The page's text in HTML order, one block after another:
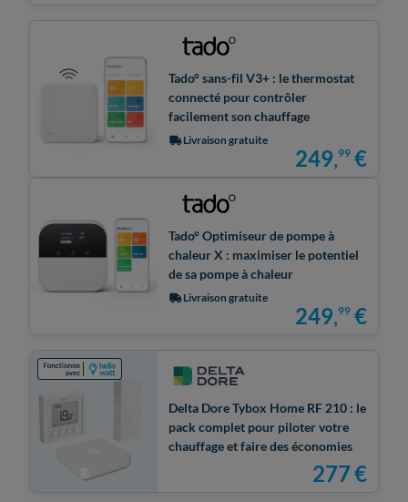
Tado° sans-fil V3+ : le thermostat
connecté pour contrôler
facilement son chauffage
Livraison gratuite
249,99 €
Tado° Optimiseur de pompe à
chaleur X : maximiser le potentiel
de sa pompe à chaleur
Livraison gratuite
249,99 €
Delta Dore Tybox Home RF 210 : le
pack complet pour piloter votre
chauffage et faire des économies
277€